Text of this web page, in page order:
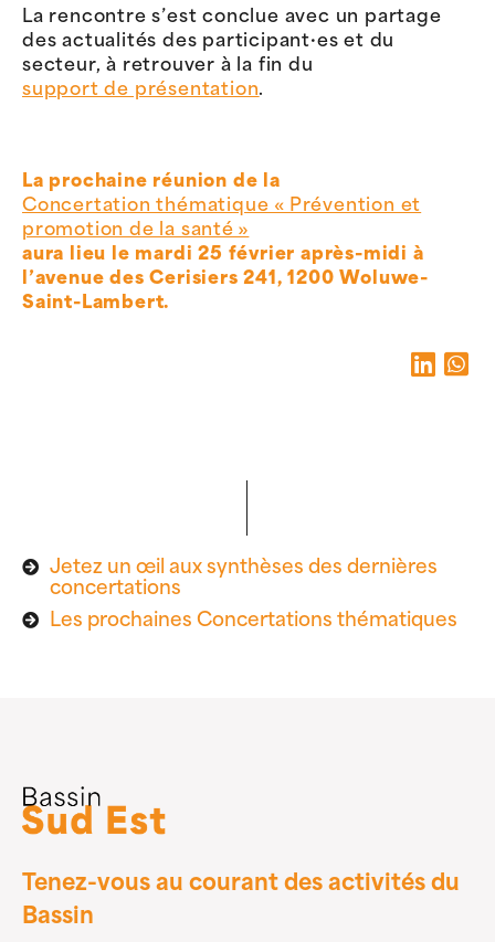
La rencontre s’est conclue avec un partage
des actualités des participant·es et du
secteur, à retrouver à la fin du
support de présentation.
La prochaine réunion de la
Concertation thématique « Prévention et
promotion de la santé »
aura lieu le mardi 25 février après-midi à
l’avenue des Cerisiers 241, 1200 Woluwe-
Saint-Lambert.
Jetez un œil aux synthèses des dernières
concertations
Les prochaines Concertations thématiques
Tenez-vous au courant des activités du
Bassin